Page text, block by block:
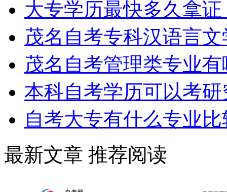
大专学历最快多久拿证
茂名自考专科汉语言
茂名自考管理类专业
本科自考学历可以考
自考大专有什么专业
最新文章 推荐阅读
学历提升报考中心